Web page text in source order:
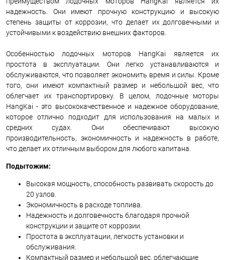
надежность. Они имеют прочную конструкцию и высокую
степень защиты от коррозии, что делает их долговечными и
устойчивыми к воздействию внешних факторов.
Особенностью лодочных моторов HangKai является их
простота в эксплуатации. Они легко устанавливаются и
обслуживаются, что позволяет экономить время и силы. Кроме
того, они имеют компактный размер и небольшой вес, что
облегчает их транспортировку. В целом, лодочные моторы
HangKai - это высококачественное и надежное оборудование,
которое отлично подходит для использования на малых и
средних судах. Они обеспечивают высокую
производительность, экономичность и надежность в работе,
что делает их отличным выбором для любого капитана.
Подытожим:
Высокая мощность, способность развивать скорость до
20 узлов.
Экономичность в расходе топлива.
Надежность и долговечность благодаря прочной
конструкции и защите от коррозии.
Простота в эксплуатации, легкость установки и
обслуживания.
Компактный размер и небольшой вес, облегчающие